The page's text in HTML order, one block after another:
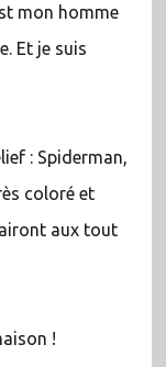
mon homme
Et je suis
: Spiderman,
coloré et
aux tout
!